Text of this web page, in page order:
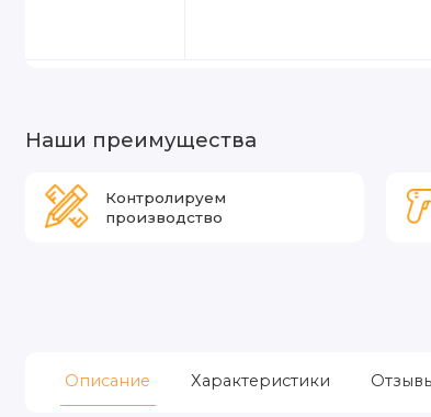
Наши преимущества
Контролируем
производство
Описание Характеристики